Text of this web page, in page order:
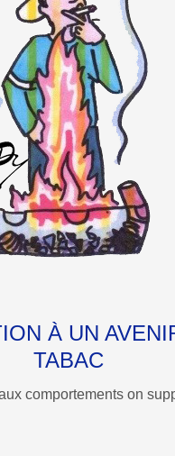
À UN
TABAC
comportements on